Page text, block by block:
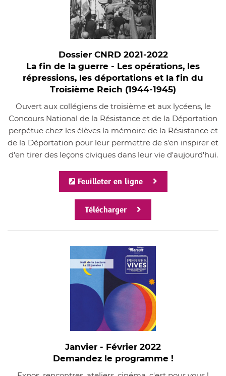
Dossier CNRD 2021-2022
La fin de la guerre - Les opérations, les
répressions, les déportations et la fin du
Troisième Reich (1944-1945)
Ouvert aux collégiens de troisième et aux lycéens, le
Concours National de la Résistance et de la Déportation
perpétue chez les élèves la mémoire de la Résistance et
de la Déportation pour leur permettre de s'en inspirer et
d'en tirer des leçons civiques dans leur vie d'aujourd'hui.
Feuilleter en ligne
Télécharger
Janvier - Février 2022
Demandez le programme !